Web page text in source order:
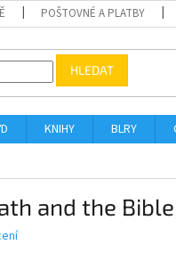
POŠTOVNÉ A PLATBY
HLEDAT
KNIHY BLRY
and the